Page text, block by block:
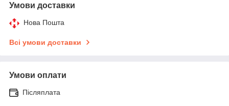
Умови доставки
Нова Пошта
Всі умови доставки
Умови оплати
Післяплата